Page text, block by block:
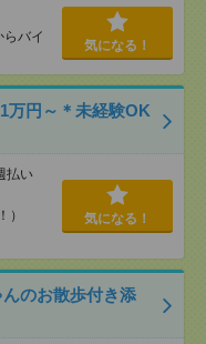
らバイ
気になる！
万円～＊未経験OK
払い
）
気になる！
んのお散歩付き添